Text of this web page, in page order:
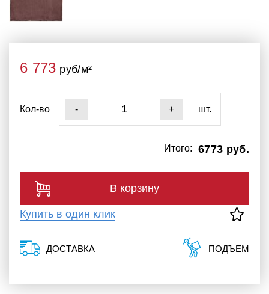
6 773 руб/м²
Кол-во - + шт.
6773 руб.
Итого:
В корзину
Купить в один клик
ДОСТАВКА ПОДЪЕМ